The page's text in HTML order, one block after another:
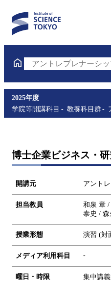
アントレプレナーシ
2025年度
学院等開講科目
教養科目群
博士企業ビジネス・
開講元 アント
担当教員
和泉 章 /
泰史 / 森
授業形態 演習 (対
メディア利用科目 -
曜日・時限
集中講